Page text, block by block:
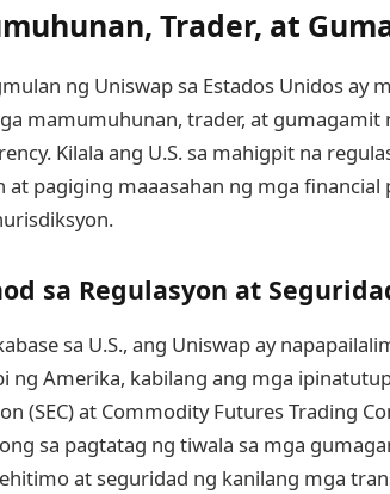
Trader, at
ng Uniswap sa Estados Unidos ay
mamumuhunan, trader, at gumagamit
Kilala ang U.S. sa mahigpit na
at pagiging maaasahan ng mga
sa Regulasyon at
sa U.S., ang Uniswap ay
ng Amerika, kabilang ang mga
(SEC) at Commodity Futures Trading
sa pagtatag ng tiwala sa mga
at seguridad ng kanilang mga